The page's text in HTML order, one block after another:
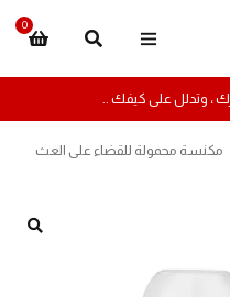
0
، وتدلل على كيفك ..
مكنسة محمولة للقضاء على العث